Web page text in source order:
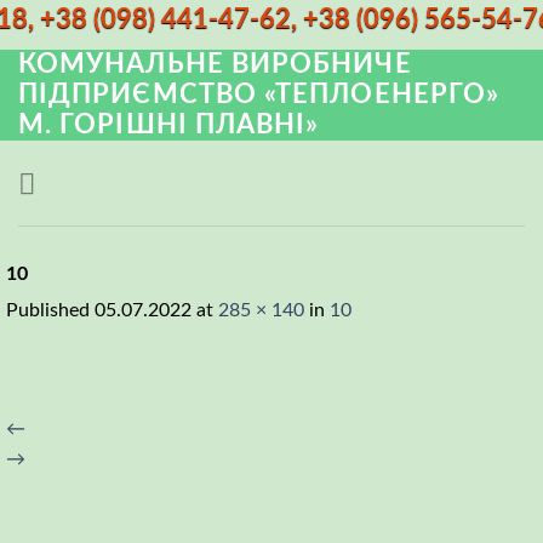
+38 (098) 441-47-62, +38 (096) 565-
КОМУНАЛЬНЕ ВИРОБНИЧЕ
ПІДПРИЄМСТВО «ТЕПЛОЕНЕРГО»
М. ГОРІШНІ ПЛАВНІ»
10
Published 05.07.2022 at 285 × 140 in 10
←
→